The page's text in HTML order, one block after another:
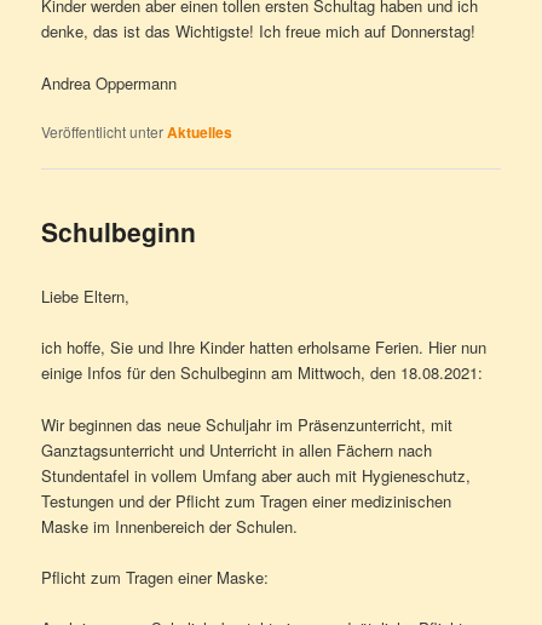
Kinder werden aber einen tollen ersten Schultag haben und ich
denke, das ist das Wichtigste! Ich freue mich auf Donnerstag!
Andrea Oppermann
Veröffentlicht unterAktuelles
Schulbeginn
Liebe Eltern,
ich hoffe, Sie und Ihre Kinder hatten erholsame Ferien. Hier nun
einige Infos für den Schulbeginn am Mittwoch, den 18.08.2021:
Wir beginnen das neue Schuljahr im Präsenzunterricht, mit
Ganztagsunterricht und Unterricht in allen Fächern nach
Stundentafel in vollem Umfang aber auch mit Hygieneschutz,
Testungen und der Pflicht zum Tragen einer medizinischen
Maske im Innenbereich der Schulen.
Pflicht zum Tragen einer Maske: